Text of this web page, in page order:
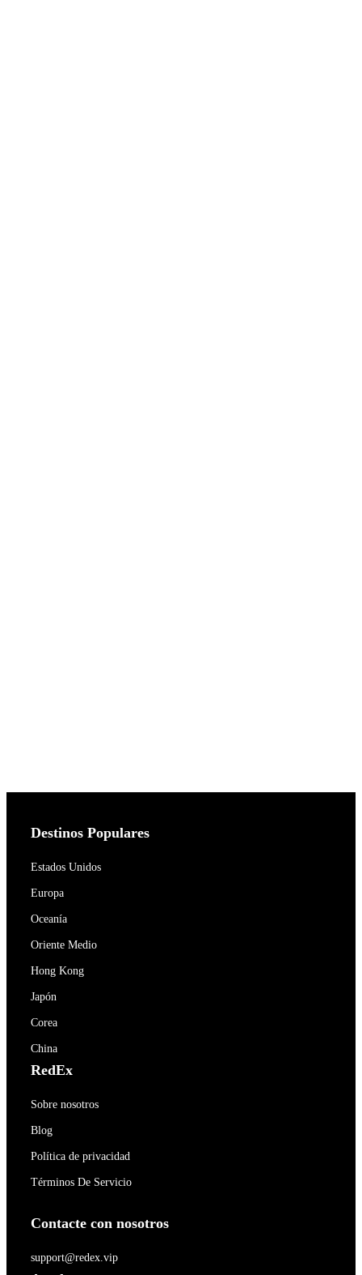
Destinos Populares
Estados Unidos
Europa
Oceanía
Oriente Medio
Hong Kong
Japón
Corea
China
RedEx
Sobre nosotros
Blog
Política de privacidad
Términos De Servicio
Contacte con nosotros
support@redex.vip